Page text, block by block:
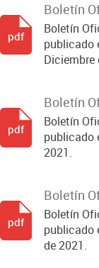
Boletín
Boletín
publicado
Diciembre
pdf
Boletín
Boletín
publicado
2021.
pdf
Boletín
Boletín
publicado
de 2021.
pdf